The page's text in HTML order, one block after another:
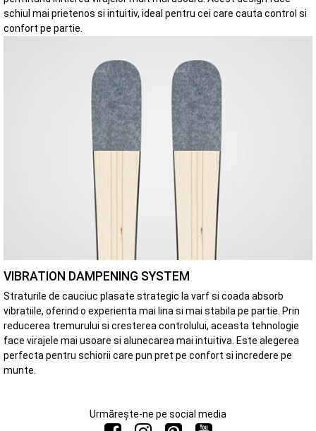
schiul mai prietenos si intuitiv, ideal pentru cei care cauta control si
confort pe partie.
VIBRATION DAMPENING SYSTEM
Straturile de cauciuc plasate strategic la varf si coada absorb
vibratiile, oferind o experienta mai lina si mai stabila pe partie. Prin
reducerea tremurului si cresterea controlului, aceasta tehnologie
face virajele mai usoare si alunecarea mai intuitiva. Este alegerea
perfecta pentru schiorii care pun pret pe confort si incredere pe
munte.
Urmărește-ne pe social media